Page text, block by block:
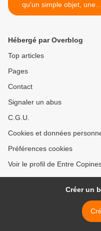
qu'un simple objet, une
oeuvre d'art !
Hébergé par Overblog
Top articles
Pages
Contact
Signaler un abus
C.G.U.
Cookies et données
Préférences cookies
Voir le profil de Entre
Créer un